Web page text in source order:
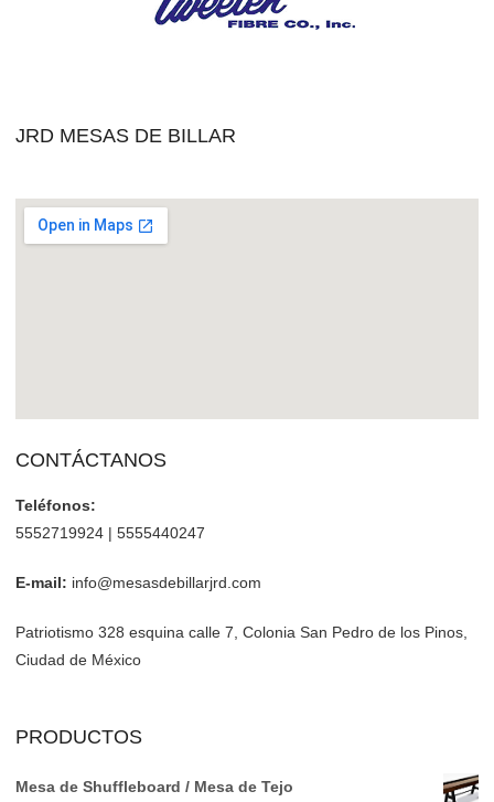
JRD MESAS DE BILLAR
CONTÁCTANOS
Teléfonos:
5552719924 | 5555440247
E-mail: info@mesasdebillarjrd.com
Patriotismo 328 esquina calle 7, Colonia San Pedro de los Pinos,
Ciudad de México
PRODUCTOS
Mesa de Shuffleboard / Mesa de Tejo